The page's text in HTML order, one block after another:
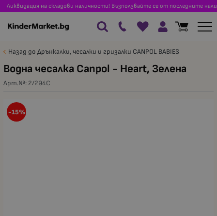
Ликвидация на складови наличности! Възползвайте се от последните
Назад до Дрънкалки, чесалки и гризалки CANPOL BABIES
Водна чесалка Canpol - Heart, Зелена
Арт.№: 2/294C
-15%